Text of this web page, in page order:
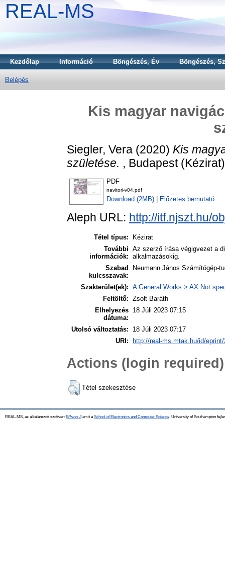
REAL-MS
Kezdőlap Információ Böngészés, Év Böngészés,
Belépés
Kis magyar
Siegler, Vera (2020) Kis
születése. , Budapest (Kézirat)
PDF
navitori-v04.pdf
Download (2MB) Előzetes bemutató
Aleph URL: http://itf.njszt.hu/
Tétel típus:
Kézirat
További
információk:
Az szerző írása végigvezet a
alkalmazásokig.
Szabad
kulcsszavak:
Neumann János Számítógép-
Szakterület(ek): A General Works > AX Not
Feltöltő: Zsolt Baráth
Elhelyezés
dátuma:
18 Júli 2023 07:15
Utolsó változtatás:
18 Júli 2023 07:17
URI:
http://real-ms.mtak.hu/id/eprint/
Actions (login required)
Tétel szekesztése
REAL-MS, az alkalamzott szoftver: EPrints 3amit a School of Electronics and Computer Science , University of Southampton